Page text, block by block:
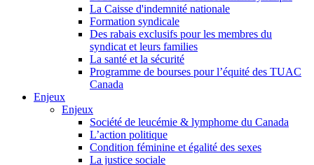
La Caisse d'indemnité nationale
Formation syndicale
Des rabais exclusifs pour les membres du
syndicat et leurs families
La santé et la sécurité
Programme de bourses pour l’équité des TUAC
Canada
Enjeux
Enjeux
Société de leucémie & lymphome du Canada
L’action politique
Condition féminine et égalité des sexes
La justice sociale